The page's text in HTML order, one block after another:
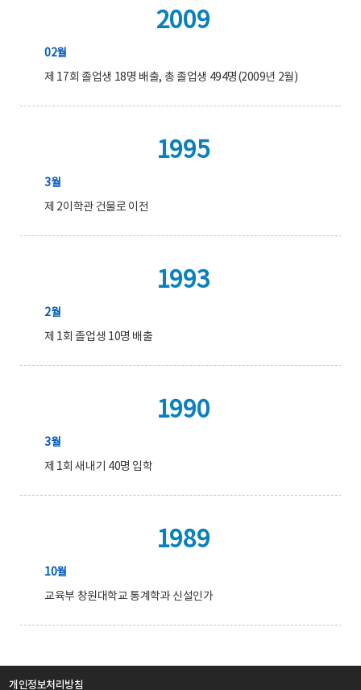
2009
02월
제 17회 졸업생 18명 배출, 총 졸업생 494명(2009년 2월)
1995
3월
제 2이학관 건물로 이전
1993
2월
제 1회 졸업생 10명 배출
1990
3월
제 1회 새내기 40명 입학
1989
10월
교육부 창원대학교 통계학과 신설인가
개인정보처리방침